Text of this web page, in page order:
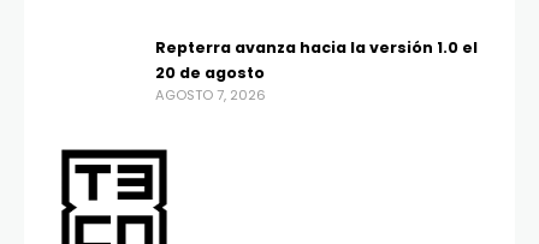
Repterra avanza hacia la versión 1.0 el
20 de agosto
AGOSTO 7, 2026